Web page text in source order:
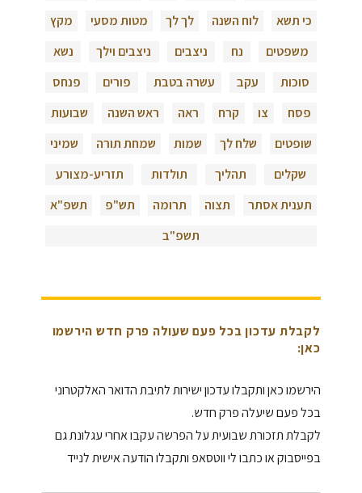
כי תשא
לוח השנה לך לך מטות מסעי
מקץ
משפטים
נח ניצבים ניצבים וילך
נשא
סוכות
עקב עשרה בטבת פורים
פנחס
פסח
צו קרח ראה ראש השנה
שבועות
שופטים
שלח לך שמות שמחת תורה
שמיני
שקלים
תהליך תולדות
תזריע-מצורע
תענית אסתר
תצוה תרומה תש"פ
תשפ"א
תשפ"ב
לקבלת עדכון בכל פעם שעולה פרק חדש הירשמו
כאן:
הירשמו כאן ותקבלו עדכון ישירות לתיבת הדואר האלקטרוני
בכל פעם שיעלה פרק חדש.
לקבלת תזכורת שבועית על הפרשה עקבו אחרי עגלונת גם
בפייסבוק או כתבו לי ווטסאפ ותקבלו הודעה אישית לנייד